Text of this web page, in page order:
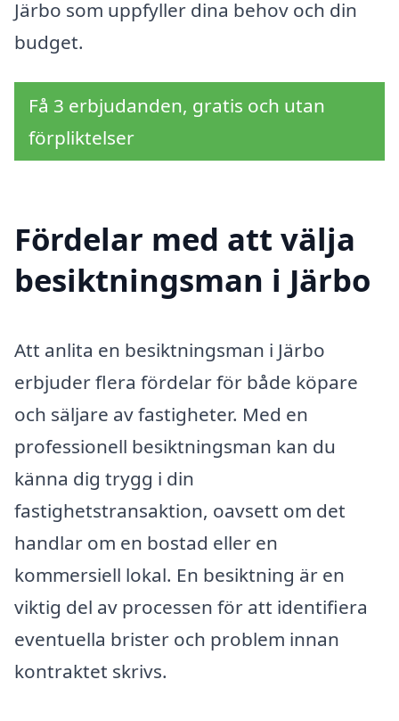
Järbo som uppfyller dina behov och din
budget.
Få 3 erbjudanden, gratis och utan
förpliktelser
Fördelar med att välja
besiktningsman i Järbo
Att anlita en besiktningsman i Järbo
erbjuder flera fördelar för både köpare
och säljare av fastigheter. Med en
professionell besiktningsman kan du
känna dig trygg i din
fastighetstransaktion, oavsett om det
handlar om en bostad eller en
kommersiell lokal. En besiktning är en
viktig del av processen för att identifiera
eventuella brister och problem innan
kontraktet skrivs.